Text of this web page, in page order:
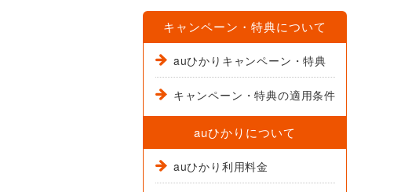
キャンペーン・特典について
auひかりキャンペーン・特典
キャンペーン・特典の適用条件
auひかりについて
auひかり利用料金